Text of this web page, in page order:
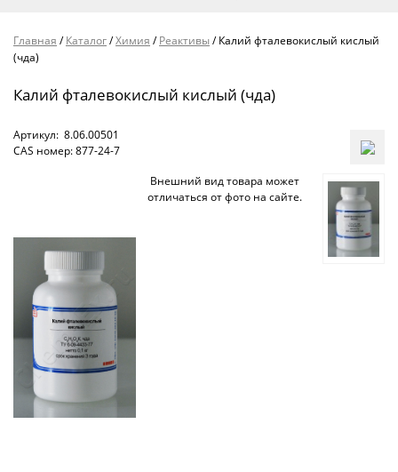
Главная /Каталог/Химия /Реактивы/Калий фталевокислый кислый
(чда)
Калий фталевокислый кислый (чда)
Артикул: 8.06.00501
CAS номер: 877-24-7
Внешний вид товара может
отличаться от фото на сайте.